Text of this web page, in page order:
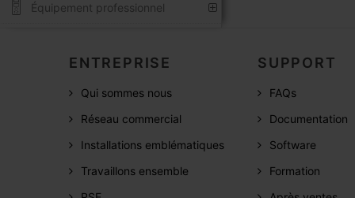
Équipement professionnel
ENTREPRISE
Qui sommes nous
Réseau commercial
Installations emblématiques
Travaillons ensemble
SUPPORT
FAQs
Documentation
Software
Formation